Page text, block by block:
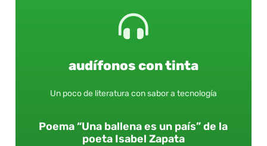
audífonos con tinta
Un poco de literatura con sabor a tecnología
Poema “Una ballena es un país” de la
poeta Isabel Zapata